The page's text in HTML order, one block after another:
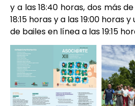
y a las 18:40 horas, dos más
18:15 horas y a las 19:00 horas
de bailes en línea a las 19:15